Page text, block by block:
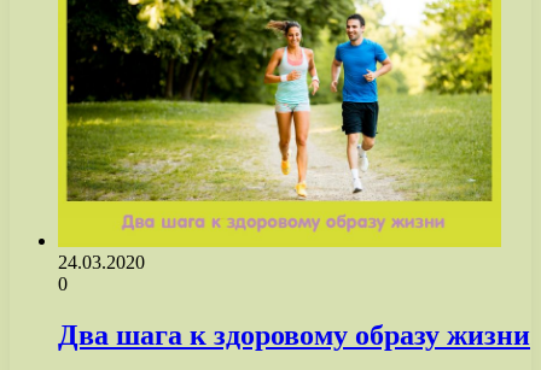
24.03.2020
0
Два шага к здоровому образу жизни